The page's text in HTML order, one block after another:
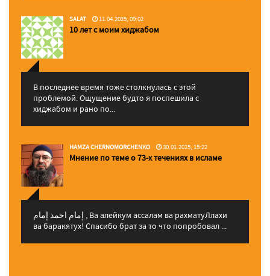
SALAT 11.04.2025, 09:02
10 лет с моим хиджабом
В последнее время тоже столкнулась с этой
проблемой. Ощущение будто я поспешила с
хиджабом и рано по...
HAMZA CHERNOMORCHENKO 30.01.2025, 15:22
Мнение по теме о 73-х течениях в исламе
إمام احمد إمام , Ва алейкум ассалам ва рахматуЛлахи
ва баракятух! Спасибо брат за то что попробовал ...